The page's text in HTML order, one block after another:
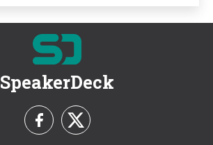
SpeakerDeck